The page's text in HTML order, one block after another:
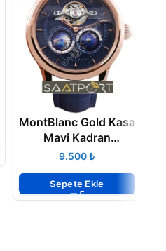
MontBlanc Gold Kasa
Mavi Kadran
Otomatik Model
₺
Sepete Ekle